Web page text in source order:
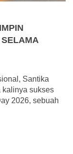
Santika
kalinya sukses
2026, sebuah